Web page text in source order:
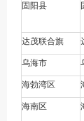
固阳县
达茂联合旗
乌海市
海勃湾区
海南区